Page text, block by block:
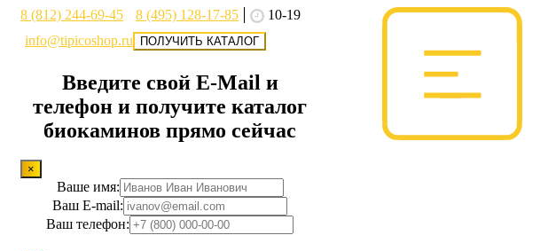
8 (812) 244-69-45 8 (495) 128-17-85
10-19
info@tipicoshop.ru
ПОЛУЧИТЬ КАТАЛОГ
Введите свой E-Mail и
телефон и получите каталог
биокаминов прямо сейчас
×
Ваше имя:
Ваш E-mail:
Ваш телефон: